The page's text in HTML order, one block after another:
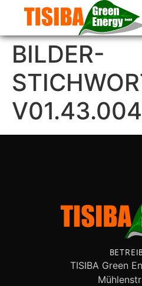
BILDER-
TISIBA Green